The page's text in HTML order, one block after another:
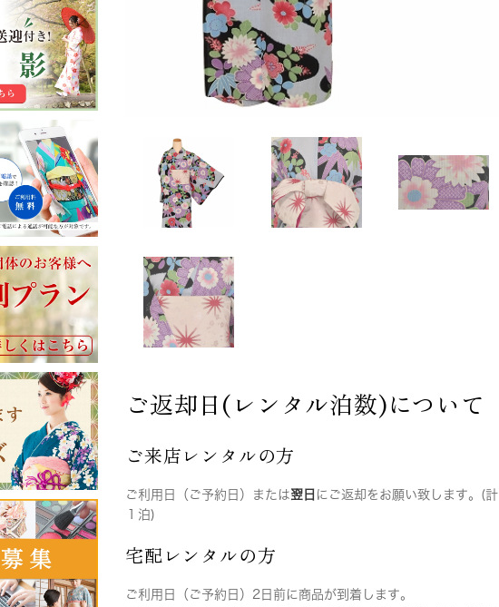
ご返却日(レンタル泊数)について
ご来店レンタルの方
ご利用日（ご予約日）または翌日 にご返却をお願い致します。(計
１泊)
宅配レンタルの方
ご利用日（ご予約日）2日前に商品が到着します。